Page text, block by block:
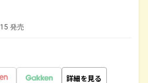
発売
詳細を見る